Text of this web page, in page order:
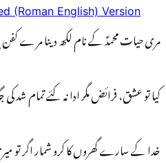
(Roman English) Version
مری حیات محمدؐ کے نام لکھ دینا مر ے کفن
کیا تو عشق، فرائض مگر ادا نہ کئے تمام شد کی
خدا کے سارے گھروں کا کرو شمار اگر تو